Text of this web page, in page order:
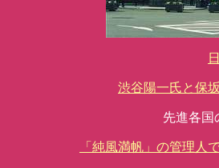
渋谷陽一氏と保
先進各国
「純風満帆」の管理人